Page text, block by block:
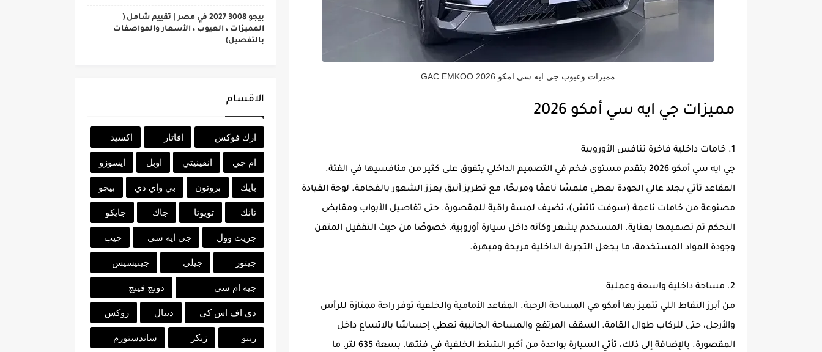
مميزات وعيوب جي ايه سي امكو 2026 GAC EMKOO
مميزات جي ايه سي أمكو 2026
1. خامات داخلية فاخرة تنافس الأوروبية
جي ايه سي أمكو 2026 بتقدم مستوى فخم في التصميم الداخلي يتفوق على كثير من منافسيها في الفئة.
المقاعد تأتي بجلد عالي الجودة يعطي ملمسًا ناعمًا ومريحًا، مع تطريز أنيق يعزز الشعور بالفخامة. لوحة القيادة
مصنوعة من خامات ناعمة (سوفت تاتش)، تضيف لمسة راقية للمقصورة. حتى تفاصيل الأبواب ومقابض
التحكم تم تصميمها بعناية. المستخدم يشعر وكأنه داخل سيارة أوروبية، خصوصًا من حيث التقفيل المتقن
وجودة المواد المستخدمة، ما يجعل التجربة الداخلية مريحة ومبهرة.
2. مساحة داخلية واسعة وعملية
من أبرز النقاط اللي تتميز بها أمكو هي المساحة الرحبة. المقاعد الأمامية والخلفية توفر راحة ممتازة للرأس
والأرجل، حتى للركاب طوال القامة. السقف المرتفع والمساحة الجانبية تعطي إحساسًا بالاتساع داخل
المقصورة. بالإضافة إلى ذلك، تأتي السيارة بواحدة من أكبر الشنط الخلفية في فئتها، بسعة 635 لتر، ما
بيجو 3008 2027 في مصر | تقييم شامل (
المميزات ، العيوب ، الأسعار والمواصفات
بالتفصيل)
الاقسام
ارك فوكس افاتار اكسيد
ام جي انفينيتي اوبل ايسوزو
بايك بروتون بي واي دي بيجو
تانك تويوتا جاك جايكو
جريت وول جي ايه سي جيب
جيتور جيلي جينيسيس
جيه ام سي دونج فينج
دي اف اس كي ديبال روكس
رينو زيكر ساندستورم